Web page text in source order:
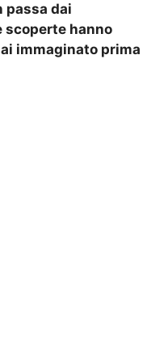
passa dai
hanno
immaginato prima